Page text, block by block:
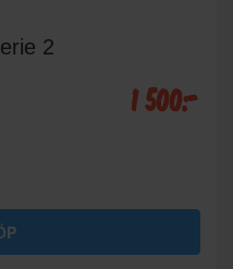
2
1 500:-